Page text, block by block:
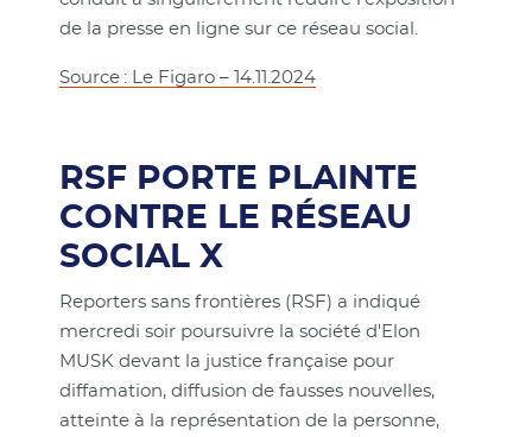
de la presse en ligne sur ce réseau social.
Source : Le Figaro – 14.11.2024
RSF PORTE PLAINTE
CONTRE LE RÉSEAU
SOCIAL X
Reporters sans frontières (RSF) a indiqué
mercredi soir poursuivre la société d'Elon
MUSK devant la justice française pour
diffamation, diffusion de fausses nouvelles,
atteinte à la représentation de la personne,